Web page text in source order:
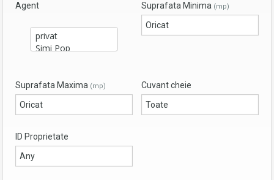
Agent Suprafata Minima (mp)
Suprafata Maxima (mp) Cuvant cheie
ID Proprietate